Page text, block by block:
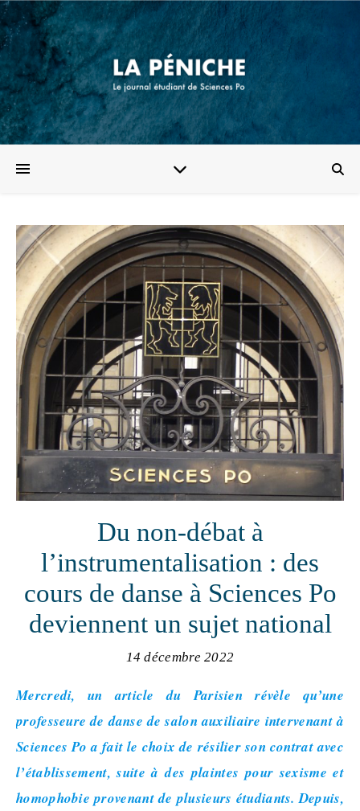
Du non-débat à
l’instrumentalisation : des
cours de danse à Sciences Po
deviennent un sujet national
14 décembre 2022
Mercredi, un article du Parisien révèle qu’une
professeure de danse de salon auxiliaire intervenant à
Sciences Po a fait le choix de résilier son contrat avec
l’établissement, suite à des plaintes pour sexisme et
homophobie provenant de plusieurs étudiants. Depuis,